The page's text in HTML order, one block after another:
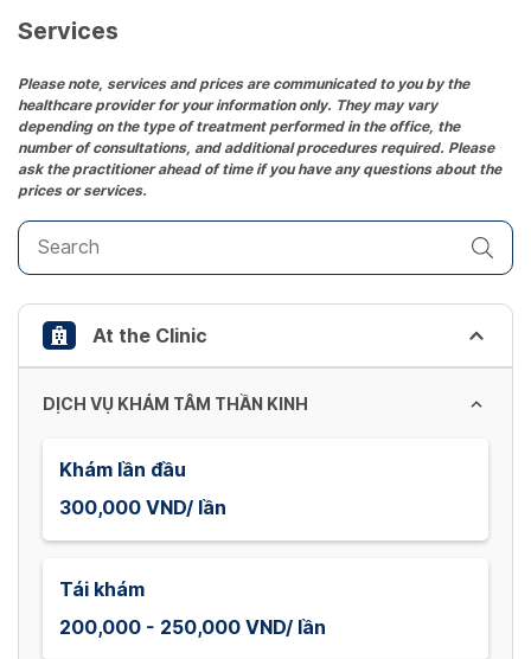
date.
the
question
mark
key
to
get
the
keyboard
shortcuts
for
changing
dates.
Services
Please note, services and prices are communicated to you by the
healthcare provider for your information only. They may vary
depending on the type of treatment performed in the office, the
number of consultations, and additional procedures required. Please
ask the practitioner ahead of time if you have any questions about the
prices or services.
At the Clinic
DỊCH VỤ KHÁM TÂM THẦN KINH
Khám lần đầu
300,000 VND/ lần
Tái khám
200,000 - 250,000 VND/ lần